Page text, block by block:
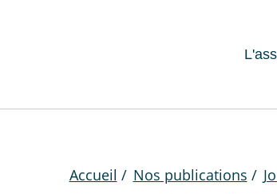
Accueil / Nos publications /